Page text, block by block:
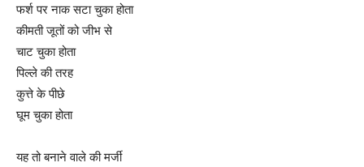
फर्श पर नाक सटा चुका होता
कीमती जूतों को जीभ से
चाट चुका होता
पिल्ले की तरह
कुत्ते के पीछे
घूम चुका होता
यह तो बनाने वाले की मर्जी